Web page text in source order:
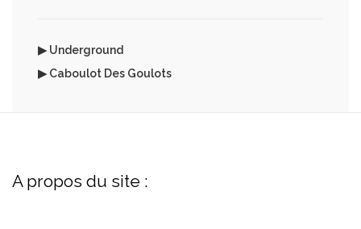
▶ Underground
▶ Caboulot Des Goulots
A propos du site :